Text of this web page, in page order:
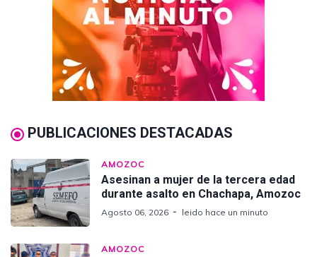
PUBLICACIONES DESTACADAS
AMOZOC
Asesinan a mujer de la tercera edad
durante asalto en Chachapa, Amozoc
Agosto 06, 2026 leido hace un minuto
AMOZOC